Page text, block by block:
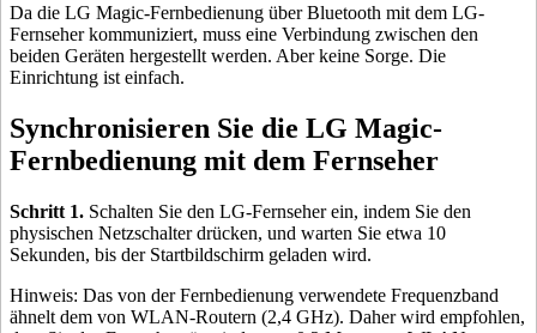
Da die LG Magic-Fernbedienung über Bluetooth mit dem LG-
Fernseher kommuniziert, muss eine Verbindung zwischen den
beiden Geräten hergestellt werden. Aber keine Sorge. Die
Einrichtung ist einfach.
Synchronisieren Sie die LG Magic-
Fernbedienung mit dem Fernseher
Schritt 1. Schalten Sie den LG-Fernseher ein, indem Sie den
physischen Netzschalter drücken, und warten Sie etwa 10
Sekunden, bis der Startbildschirm geladen wird.
Hinweis: Das von der Fernbedienung verwendete Frequenzband
ähnelt dem von WLAN-Routern (2,4 GHz). Daher wird empfohlen,